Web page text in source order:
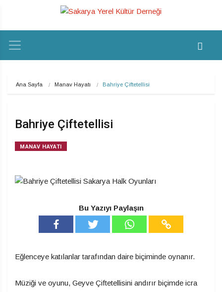
Ana Sayfa Manav Hayatı Bahriye Çiftetellisi
Bahriye Çiftetellisi
MANAV HAYATI
Bu Yazıyı Paylaşın
Eğlenceye katılanlar tarafından daire biçiminde oynanır.
Müziği ve oyunu, Geyve Çiftetellisini andırır biçimde icra